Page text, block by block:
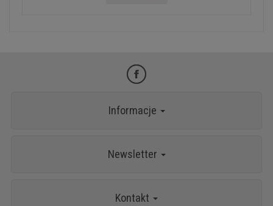
Informacje
Newsletter
Kontakt